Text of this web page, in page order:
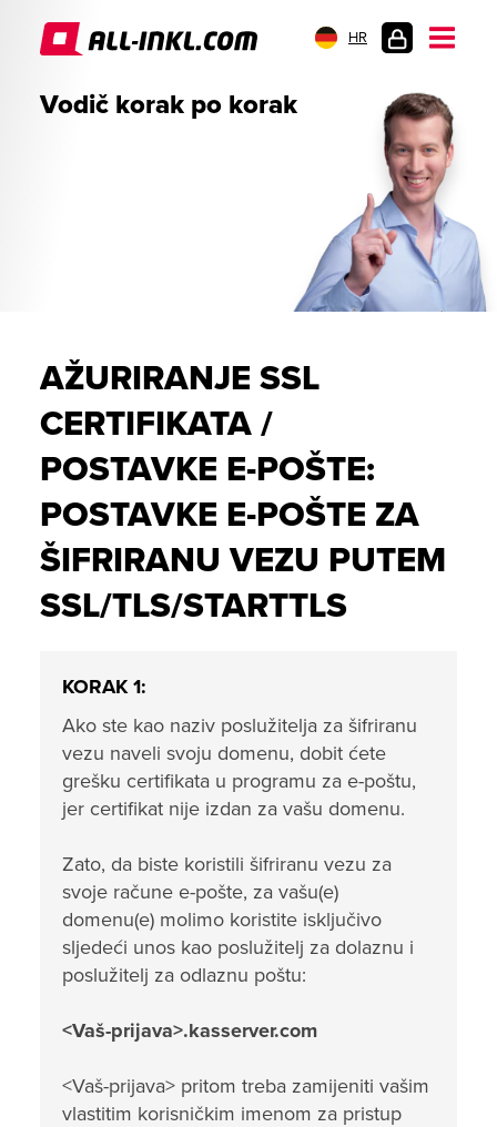
HR
Vodič korak po korak
AŽURIRANJE SSL
CERTIFIKATA /
POSTAVKE E-POŠTE:
POSTAVKE E-POŠTE ZA
ŠIFRIRANU VEZU PUTEM
SSL/TLS/STARTTLS
KORAK 1:
Ako ste kao naziv poslužitelja za šifriranu
vezu naveli svoju domenu, dobit ćete
grešku certifikata u programu za e-poštu,
jer certifikat nije izdan za vašu domenu.
Zato, da biste koristili šifriranu vezu za
svoje račune e-pošte, za vašu(e)
domenu(e) molimo koristite isključivo
sljedeći unos kao poslužitelj za dolaznu i
poslužitelj za odlaznu poštu:
<Vaš-prijava>.kasserver.com
<Vaš-prijava> pritom treba zamijeniti vašim
vlastitim korisničkim imenom za pristup